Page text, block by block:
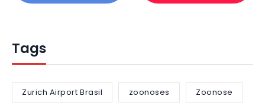
Tags
Zurich Airport Brasil zoonoses Zoonose